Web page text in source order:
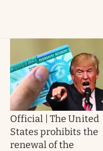
Official | The United
States prohibits the
renewal of the